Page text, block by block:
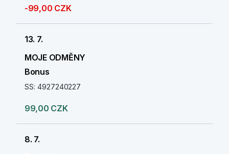
-99,00 CZK
13. 7.
MOJE ODMĚNY
Bonus
SS: 4927240227
99,00 CZK
8. 7.